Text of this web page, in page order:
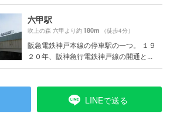
六甲駅
吹上の森 六甲より約180m （徒歩4分）
阪急電鉄神戸本線の停車駅の一つ。 １９
２０年、阪神急行電鉄神戸線の開通と...
LINEで送る